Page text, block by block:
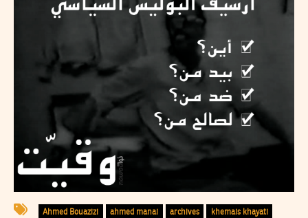
Ahmed Bouazizi ahmed manai archives khemais khayati